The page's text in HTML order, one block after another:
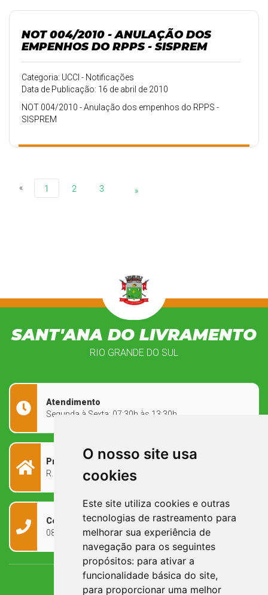
O nosso site usa
cookies
Este site utiliza cookies e outras
tecnologias de rastreamento para
melhorar sua experiência de
navegação para os seguintes
propósitos: para ativar a
funcionalidade básica do site,
para proporcionar uma melhor
NOT 004/2010 - ANULAÇÃO DOS
EMPENHOS DO RPPS - SISPREM
Categoria: UCCI - Notificações
Data de Publicação: 16 de abril de 2010
NOT 004/2010 - Anulação dos empenhos do RPPS -
SISPREM
« 1 2 3 »
SANT'ANA DO LIVRAMENTO
RIO GRANDE DO SUL
Atendimento
Segunda à Sexta: 07:30h às 13:30h
Prefeitura Municipal
R. Rivadávia Corrêa, 858 - Centro - RS, 97573-010
Contato
0800 090 2050